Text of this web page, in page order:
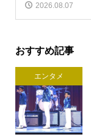
2026.08.07
おすすめ記事
エンタメ